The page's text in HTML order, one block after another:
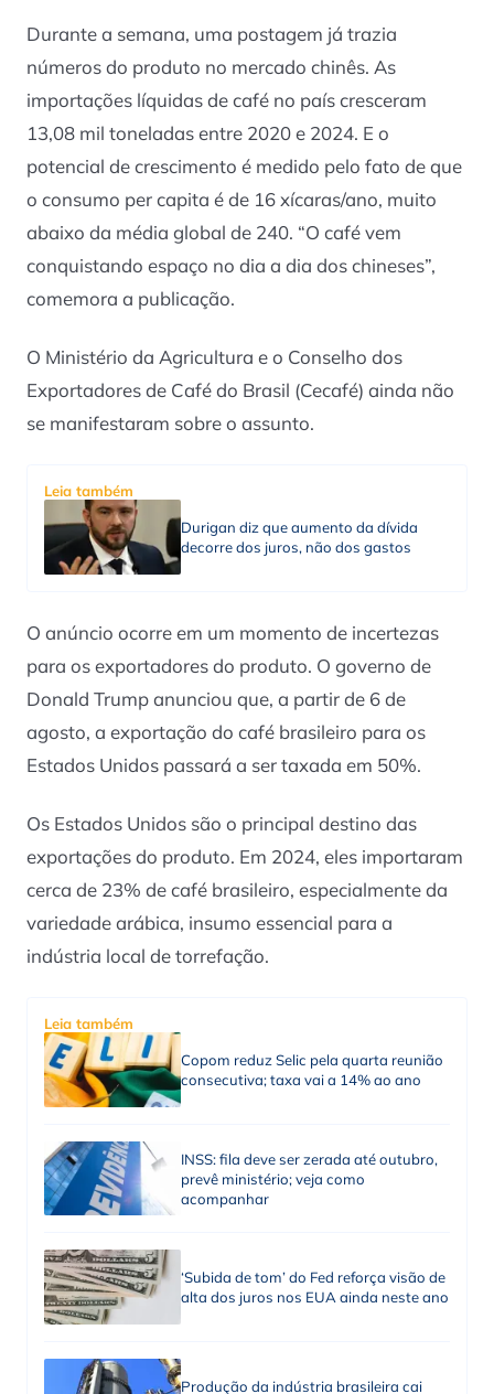
Durante a semana, uma postagem já trazia
números do produto no mercado chinês. As
importações líquidas de café no país cresceram
13,08 mil toneladas entre 2020 e 2024. E o
potencial de crescimento é medido pelo fato de que
o consumo per capita é de 16 xícaras/ano, muito
abaixo da média global de 240. “O café vem
conquistando espaço no dia a dia dos chineses”,
comemora a publicação.
O Ministério da Agricultura e o Conselho dos
Exportadores de Café do Brasil (Cecafé) ainda não
se manifestaram sobre o assunto.
Leia também
Durigan diz que aumento da dívida
decorre dos juros, não dos gastos
O anúncio ocorre em um momento de incertezas
para os exportadores do produto. O governo de
Donald Trump anunciou que, a partir de 6 de
agosto, a exportação do café brasileiro para os
Estados Unidos passará a ser taxada em 50%.
Os Estados Unidos são o principal destino das
exportações do produto. Em 2024, eles importaram
cerca de 23% de café brasileiro, especialmente da
variedade arábica, insumo essencial para a
indústria local de torrefação.
Leia também
Copom reduz Selic pela quarta reunião
consecutiva; taxa vai a 14% ao ano
INSS: fila deve ser zerada até outubro,
prevê ministério; veja como
acompanhar
‘Subida de tom’ do Fed reforça visão de
alta dos juros nos EUA ainda neste ano
Produção da indústria brasileira cai